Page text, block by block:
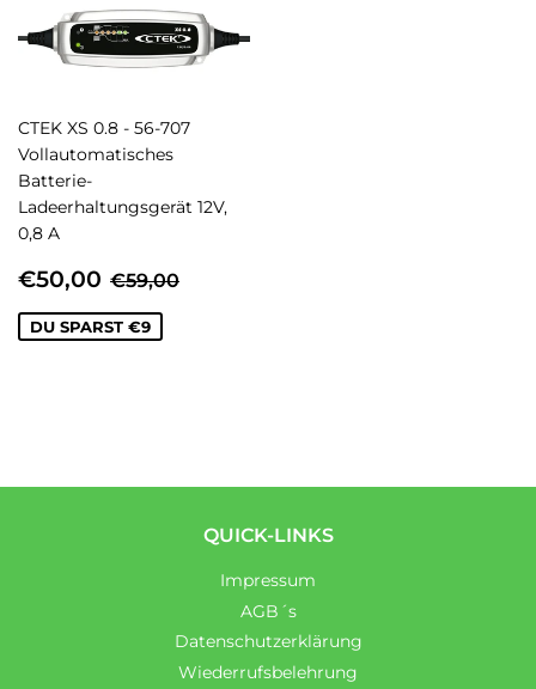
CTEK XS 0.8 - 56-707
Vollautomatisches
Batterie-
Ladeerhaltungsgerät 12V,
0,8 A
SONDERPREIS
€50,00 €50,00
NORMALER PREIS
€59,00
DU SPARST €9
QUICK-LINKS
Impressum
AGB´s
Datenschutzerklärung
Wiederrufsbelehrung